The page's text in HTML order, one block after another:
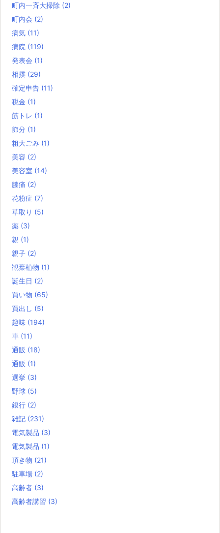
町内一斉大掃除 (2)
町内会 (2)
病気 (11)
病院 (119)
発表会 (1)
相撲 (29)
確定申告 (11)
税金 (1)
筋トレ (1)
節分 (1)
粗大ごみ (1)
美容 (2)
美容室 (14)
膝痛 (2)
花粉症 (7)
草取り (5)
薬 (3)
親 (1)
親子 (2)
観葉植物 (1)
誕生日 (2)
買い物 (65)
買出し (5)
趣味 (194)
車 (11)
通販 (18)
通販 (1)
選挙 (3)
野球 (5)
銀行 (2)
雑記 (231)
電気製品 (3)
電気製品 (1)
頂き物 (21)
駐車場 (2)
高齢者 (3)
高齢者講習 (3)